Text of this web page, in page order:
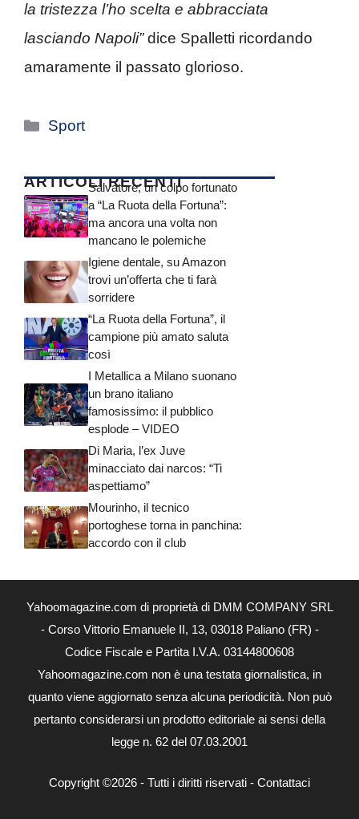
la tristezza l’ho scelta e abbracciata
lasciando Napoli”dice Spalletti ricordando
amaramente il passato glorioso.
Categorie
Sport
ARTICOLI RECENTI
Salvatore, un colpo fortunato
a “La Ruota della Fortuna”:
ma ancora una volta non
mancano le polemiche
Igiene dentale, su Amazon
trovi un’offerta che ti farà
sorridere
“La Ruota della Fortuna”, il
campione più amato saluta
così
I Metallica a Milano suonano
un brano italiano
famosissimo: il pubblico
esplode – VIDEO
Di Maria, l’ex Juve
minacciato dai narcos: “Ti
aspettiamo”
Mourinho, il tecnico
portoghese torna in panchina:
accordo con il club
Yahoomagazine.com di proprietà di DMM COMPANY SRL
- Corso Vittorio Emanuele II, 13, 03018 Paliano (FR) -
Codice Fiscale e Partita I.V.A. 03144800608
Yahoomagazine.com non è una testata giornalistica, in
quanto viene aggiornato senza alcuna periodicità. Non può
pertanto considerarsi un prodotto editoriale ai sensi della
legge n. 62 del 07.03.2001
Copyright ©2026 - Tutti i diritti riservati - Contattaci